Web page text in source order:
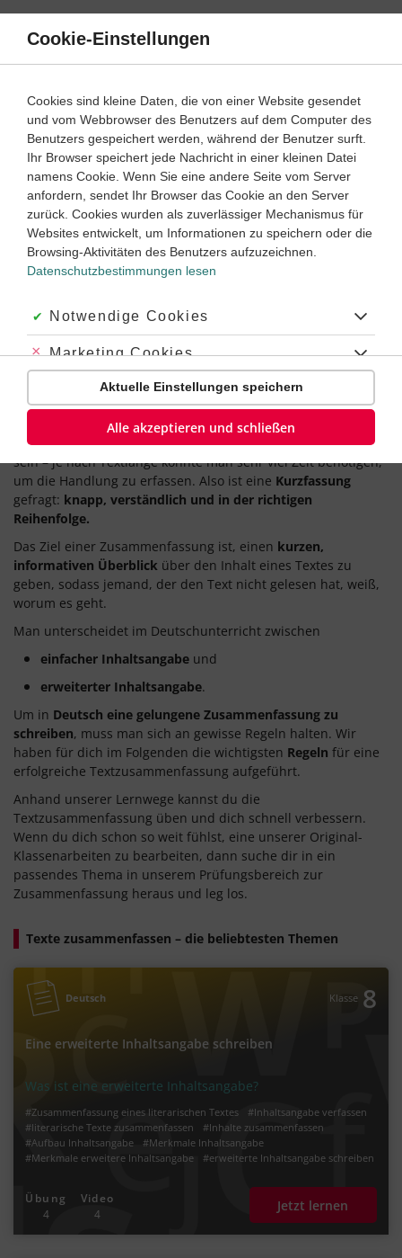
Direkt
Inhalt
Texte zusammenfassen – Deutsch einfach erklärt
Klassenstufe: 6 7 8
Was ist eine Textzusammenfassung?
Was muss man beim Zusammenfassen von Texten beachten?
Was ist eine erweiterte Inhaltsangabe?
Was ist eine Textzusammenfassung?
Zusammenfassung kennst du vielleicht auch als
Inhaltsangabe. Solche eine Inhaltsangabe zeigt, ob du einen
Text verstanden hast, denn nur dann kannst du einen
zusammenfassen. Ein Text kann sehr lang und umfassend
sein – je nach Textlänge könnte man sehr viel Zeit benötigen,
um die Handlung zu erfassen. Also ist eine Kurzfassung
gefragt: knapp, verständlich und in der richtigen
Reihenfolge.
Das Ziel einer Zusammenfassung ist, einen kurzen,
informativen Überblick über den Inhalt eines Textes zu
geben, sodass jemand, der den Text nicht gelesen hat, weiß,
worum es geht.
Man unterscheidet im Deutschunterricht zwischen
einfacher Inhaltsangabe und
erweiterter Inhaltsangabe.
Um in Deutsch eine gelungene Zusammenfassung zu
schreiben, muss man sich an gewisse Regeln halten. Wir
haben für dich im Folgenden die wichtigsten Regeln für eine
erfolgreiche Textzusammenfassung aufgeführt.
Anhand unserer Lernwege kannst du die
Textzusammenfassung üben und dich schnell verbessern.
Wenn du dich schon so weit fühlst, eine unserer Original-
Klassenarbeiten zu bearbeiten, dann suche dir in ein
passendes Thema in unserem Prüfungsbereich zur
Zusammenfassung heraus und leg los.
Texte zusammenfassen – die beliebtesten Themen
Deutsch Klasse 8
Eine erweiterte Inhaltsangabe schreiben
Was ist eine erweiterte Inhaltsangabe?
#Zusammenfassung eines literarischen Textes
#Inhaltsangabe verfassen
#literarische Texte zusammenfassen
#Inhalte zusammenfassen
#Aufbau Inhaltsangabe
#Merkmale Inhaltsangabe
#Merkmale erweitere Inhaltsangabe
#erweiterte Inhaltsangabe schreiben
Übung
4
Video
4
Jetzt lernen
Cookie-Einstellungen
Cookies sind kleine Daten, die von einer Website gesendet
und vom Webbrowser des Benutzers auf dem Computer des
Benutzers gespeichert werden, während der Benutzer surft.
Ihr Browser speichert jede Nachricht in einer kleinen Datei
namens Cookie. Wenn Sie eine andere Seite vom Server
anfordern, sendet Ihr Browser das Cookie an den Server
zurück. Cookies wurden als zuverlässiger Mechanismus für
Websites entwickelt, um Informationen zu speichern oder die
Browsing-Aktivitäten des Benutzers aufzuzeichnen.
Datenschutzbestimmungen lesen
Akzeptiert:
Notwendige Cookies
Abgelehnt:
Marketing Cookies
Abgelehnt:
Personalisierungs-Cookies
Aktuelle Einstellungen speichern
Alle akzeptieren und schließen